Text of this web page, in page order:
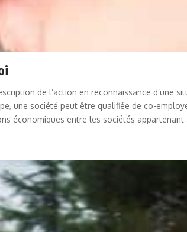
de l’action en reconnaissance d’une
une société peut être qualifiée de co-
économiques entre les sociétés